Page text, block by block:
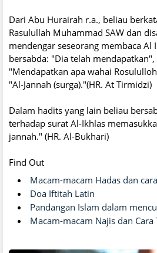
Dari Abu Hurairah r.a., beliau
Rasulullah Muhammad SAW dan
mendengar seseorang membaca Al
bersabda: "Dia telah
"Mendapatkan apa wahai
"Al-Jannah (surga)."(HR. At Tirmidzi)
Dalam hadits yang lain beliau
terhadap surat Al-Ikhlas
jannah." (HR. Al-Bukhari)
Find Out
Macam-macam Hadas dan
Doa Iftitah Latin
Pandangan Islam dalam
Macam-macam Najis dan Cara